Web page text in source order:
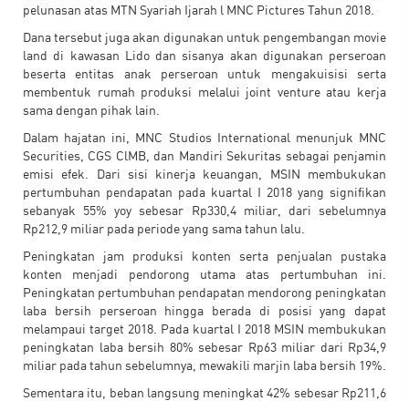
pelunasan atas MTN Syariah Ijarah l MNC Pictures Tahun 2018.
Dana tersebut juga akan digunakan untuk pengembangan movie
land di kawasan Lido dan sisanya akan digunakan perseroan
beserta entitas anak perseroan untuk mengakuisisi serta
membentuk rumah produksi melalui joint venture atau kerja
sama dengan pihak lain.
Dalam hajatan ini, MNC Studios International menunjuk MNC
Securities, CGS ClMB, dan Mandiri Sekuritas sebagai penjamin
emisi efek. Dari sisi kinerja keuangan, MSIN membukukan
pertumbuhan pendapatan pada kuartal I 2018 yang signifikan
sebanyak 55% yoy sebesar Rp330,4 miliar, dari sebelumnya
Rp212,9 miliar pada periode yang sama tahun lalu.
Peningkatan jam produksi konten serta penjualan pustaka
konten menjadi pendorong utama atas pertumbuhan ini.
Peningkatan pertumbuhan pendapatan mendorong peningkatan
laba bersih perseroan hingga berada di posisi yang dapat
melampaui target 2018. Pada kuartal I 2018 MSIN membukukan
peningkatan laba bersih 80% sebesar Rp63 miliar dari Rp34,9
miliar pada tahun sebelumnya, mewakili marjin laba bersih 19%.
Sementara itu, beban langsung meningkat 42% sebesar Rp211,6